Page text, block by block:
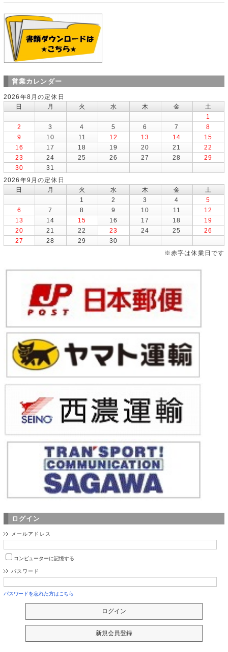
営業カレンダー
2026年8月の定休日
日
月 火 水 木 金
土
1
2
3 4 5 6 7
8
9
10 11 12 13 14
15
16
17 18 19 20 21
22
23
24 25 26 27 28
29
30
31
2026年9月の定休日
日
月 火 水 木 金
土
1
2 3 4
5
6
7 8 9 10 11
12
13
14 15 16 17 18
19
20
21 22 23 24 25
26
27
28 29
30
※赤字は休業日です
ログイン
メールアドレス
コンピューターに記憶する
パスワード
パスワードを忘れた方はこちら